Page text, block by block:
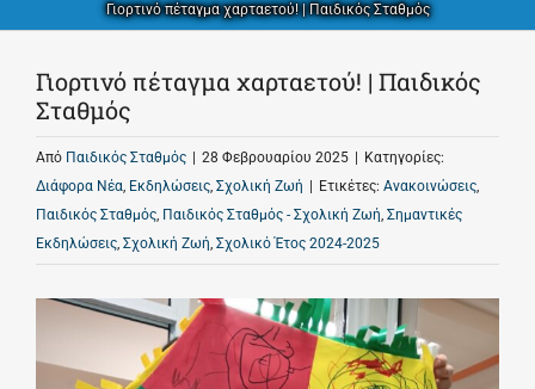
Γιορτινό πέταγμα χαρταετού! | Παιδικός Σταθμός
Γιορτινό πέταγμα χαρταετού! | Παιδικός
Σταθμός
Από Παιδικός Σταθμός 28 Φεβρουαρίου 2025
Κατηγορίες:
Διάφορα Νέα, Εκδηλώσεις, Σχολική Ζωή Ετικέτες: Ανακοινώσεις,
Παιδικός Σταθμός, Παιδικός Σταθμός - Σχολική Ζωή, Σημαντικές
Εκδηλώσεις, Σχολική Ζωή, Σχολικό Έτος 2024-2025